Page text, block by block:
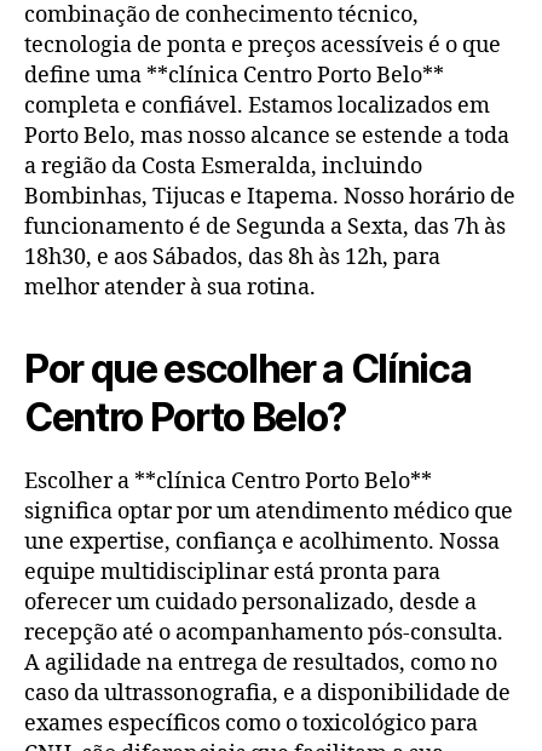
combinação de conhecimento técnico,
tecnologia de ponta e preços acessíveis é o que
define uma **clínica Centro Porto Belo**
completa e confiável. Estamos localizados em
Porto Belo, mas nosso alcance se estende a toda
a região da Costa Esmeralda, incluindo
Bombinhas, Tijucas e Itapema. Nosso horário de
funcionamento é de Segunda a Sexta, das 7h às
18h30, e aos Sábados, das 8h às 12h, para
melhor atender à sua rotina.
Por que escolher a Clínica
Centro Porto Belo?
Escolher a **clínica Centro Porto Belo**
significa optar por um atendimento médico que
une expertise, confiança e acolhimento. Nossa
equipe multidisciplinar está pronta para
oferecer um cuidado personalizado, desde a
recepção até o acompanhamento pós-consulta.
A agilidade na entrega de resultados, como no
caso da ultrassonografia, e a disponibilidade de
exames específicos como o toxicológico para